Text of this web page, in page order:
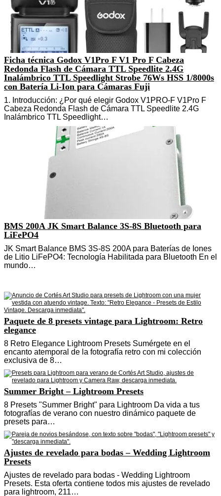
Ficha técnica Godox V1Pro F V1 Pro F Cabeza
Redonda Flash de Cámara TTL Speedlite 2.4G
Inalámbrico TTL Speedlight Strobe 76Ws HSS 1/8000s
con Batería Li-Ion para Cámaras Fuji
1. Introducción: ¿Por qué elegir Godox V1PRO-F V1Pro F
Cabeza Redonda Flash de Cámara TTL Speedlite 2.4G
Inalámbrico TTL Speedlight…
BMS 200A JK Smart Balance 3S-8S Bluetooth para
LiFePO4
JK Smart Balance BMS 3S-8S 200A para Baterías de Iones
de Litio LiFePO4: Tecnología Habilitada para Bluetooth En el
mundo…
Paquete de 8 presets vintage para Lightroom: Retro
elegance
8 Retro Elegance Lightroom Presets Sumérgete en el
encanto atemporal de la fotografía retro con mi colección
exclusiva de 8…
Summer Bright – Lightroom Presets
8 Presets "Summer Bright" para Lightroom Da vida a tus
fotografías de verano con nuestro dinámico paquete de
presets para…
Ajustes de revelado para bodas – Wedding Lightroom
Presets
Ajustes de revelado para bodas - Wedding Lightroom
Presets. Esta oferta contiene todos mis ajustes de revelado
para lightroom, 211…